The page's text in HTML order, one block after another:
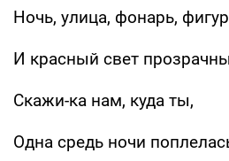
Ночь, улица, фонарь,
И красный свет
Скажи-ка нам, куда ты,
Одна средь ночи